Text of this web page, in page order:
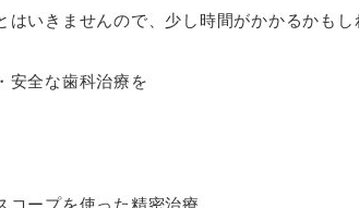
はいきませんので、少し時間がかかるかもし
安全な歯科治療を
コープを使った精密治療